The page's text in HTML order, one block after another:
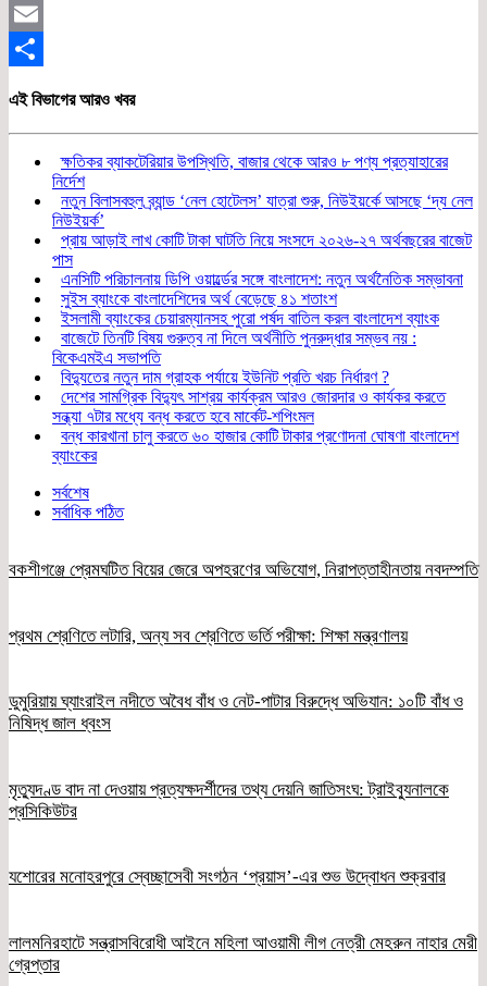
Twitter
Email
এই বিভাগের আরও খবর
ক্ষতিকর ব্যাকটেরিয়ার উপস্থিতি, বাজার থেকে আরও ৮ পণ্য প্রত্যাহারের
নির্দেশ
নতুন বিলাসবহুল ব্র্যান্ড ‘নেল হোটেলস’ যাত্রা শুরু, নিউইয়র্কে আসছে ‘দ্য নেল
নিউইয়র্ক’
প্রায় আড়াই লাখ কোটি টাকা ঘাটতি নিয়ে সংসদে ২০২৬-২৭ অর্থবছরের বাজেট
পাস
এনসিটি পরিচালনায় ডিপি ওয়ার্ল্ডের সঙ্গে বাংলাদেশ: নতুন অর্থনৈতিক সম্ভাবনা
সুইস ব্যাংকে বাংলাদেশিদের অর্থ বেড়েছে ৪১ শতাংশ
ইসলামী ব্যাংকের চেয়ারম্যানসহ পুরো পর্ষদ বাতিল করল বাংলাদেশ ব্যাংক
বাজেটে তিনটি বিষয় গুরুত্ব না দিলে অর্থনীতি পুনরুদ্ধার সম্ভব নয় :
বিকেএমইএ সভাপতি
বিদ্যুতের নতুন দাম গ্রাহক পর্যায়ে ইউনিট প্রতি খরচ নির্ধারণ ?
দেশের সামগ্রিক বিদ্যুৎ সাশ্রয় কার্যক্রম আরও জোরদার ও কার্যকর করতে
সন্ধ্যা ৭টার মধ্যে বন্ধ করতে হবে মার্কেট-শপিংমল
বন্ধ কারখানা চালু করতে ৬০ হাজার কোটি টাকার প্রণোদনা ঘোষণা বাংলাদেশ
ব্যাংকের
সর্বশেষ
সর্বাধিক পঠিত
বকশীগঞ্জে প্রেমঘটিত বিয়ের জেরে অপহরণের অভিযোগ, নিরাপত্তাহীনতায় নবদম্পতি
প্রথম শ্রেণিতে লটারি, অন্য সব শ্রেণিতে ভর্তি পরীক্ষা: শিক্ষা মন্ত্রণালয়
ডুমুরিয়ায় ঘ্যাংরাইল নদীতে অবৈধ বাঁধ ও নেট-পাটার বিরুদ্ধে অভিযান: ১০টি বাঁধ ও
নিষিদ্ধ জাল ধ্বংস
মৃত্যুদণ্ড বাদ না দেওয়ায় প্রত্যক্ষদর্শীদের তথ্য দেয়নি জাতিসংঘ: ট্রাইব্যুনালকে
প্রসিকিউটর
যশোরের মনোহরপুরে স্বেচ্ছাসেবী সংগঠন ‘প্রয়াস’-এর শুভ উদ্বোধন শুক্রবার
লালমনিরহাটে সন্ত্রাসবিরোধী আইনে মহিলা আওয়ামী লীগ নেত্রী মেহরুন নাহার মেরী
গ্রেপ্তার